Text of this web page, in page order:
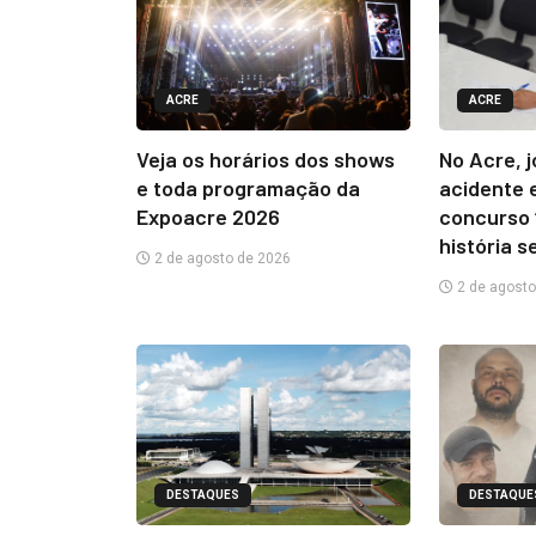
ACRE
Veja os horários dos shows
e toda programação da
Expoacre 2026
2 de agosto de 2026
ACRE
No Acre,
acidente
concurso
história
2 de
DESTAQUES